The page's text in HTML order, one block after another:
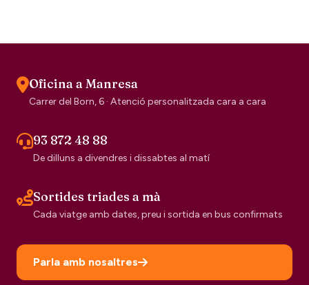
Oficina a Manresa
Carrer del Born, 6 · Atenció personalitzada cara a cara
93 872 48 88
De dilluns a divendres i dissabtes al matí
Sortides triades a mà
Cada viatge amb dates, preu i sortida en bus confirmats
Parla amb nosaltres